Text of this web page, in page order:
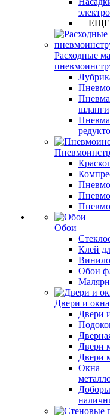
+ ЕЩЕ
Расходные
шланги
Обои
Клей
Обои
Двери и окна
Двери
Двери
Двери
Окна